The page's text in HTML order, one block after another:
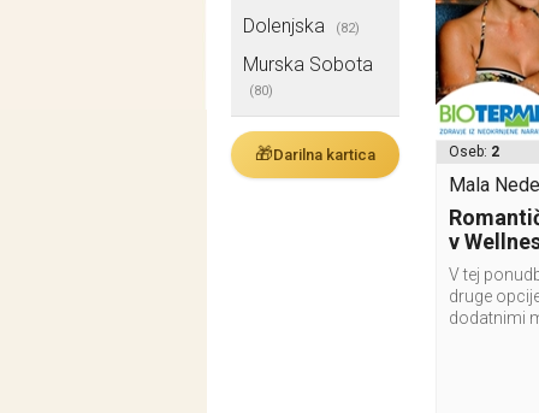
Dolenjska (82)
Murska Sobota
(80)
🎁Darilna kartica Oseb: 2
Mala
v
V tej
druge
dodatnimi